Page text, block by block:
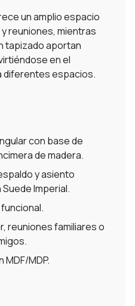
un amplio espacio
reuniones, mientras
tapizado aportan
en el
diferentes espacios.
con base de
de madera.
y asiento
Imperial.
reuniones familiares o
MDP.